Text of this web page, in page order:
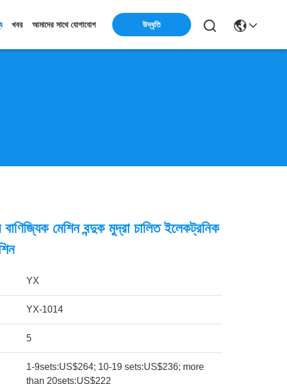
খবর আমাদের সাথে যোগাযোগ উদ্ধৃতি
মেশিন বন্দুক মুদ্রা চালিত ইলেকট্রনিক
YX
YX-1014
5
1-9sets:US$264; 10-19 sets:US$236; more
than 20sets:US$222